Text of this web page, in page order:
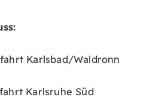
Karlsbad/Waldronn
Karlsruhe Süd